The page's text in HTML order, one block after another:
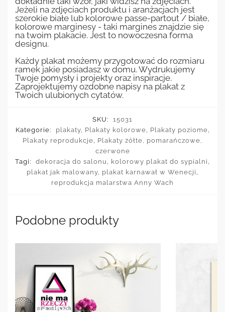
Jeżeli na zdjęciach produktu i aranżacjach jest
szerokie białe lub kolorowe passe-partout / białe,
kolorowe marginesy - taki margines znajdzie się
na twoim plakacie. Jest to nowoczesna forma
designu.
Każdy plakat możemy przygotować do rozmiaru
ramek jakie posiadasz w domu. Wydrukujemy
Twoje pomysły i projekty oraz inspiracje.
Zaprojektujemy ozdobne napisy na plakat z
Twoich ulubionych cytatów.
SKU:
15031
Kategorie:
plakaty, Plakaty kolorowe, Plakaty poziome,
Plakaty reprodukcje, Plakaty żółte, pomarańczowe,
czerwone
Tagi:
dekoracja do salonu , kolorowy plakat do sypialni ,
plakat jak malowany, plakat karnawał w Wenecji ,
reprodukcja malarstwa Anny Wach
Podobne produkty